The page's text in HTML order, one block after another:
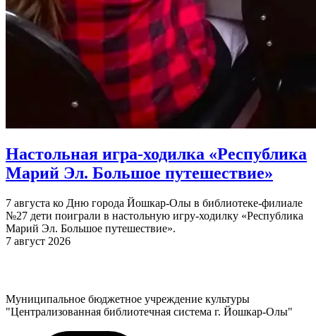
Настольная игра-ходилка «Республика
Марий Эл. Большое путешествие»
7 августа ко Дню города Йошкар-Олы в библиотеке-филиале
№27 дети поиграли в настольную игру-ходилку «Республика
Марий Эл. Большое путешествие».
7 август 2026
Муниципальное бюджетное учреждение культуры
"Централизованная библиотечная система г. Йошкар-Олы"